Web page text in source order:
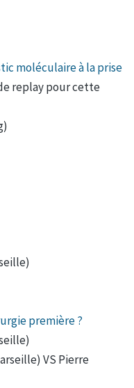
moléculaire à la prise
replay pour cette
première ?
VS Pierre